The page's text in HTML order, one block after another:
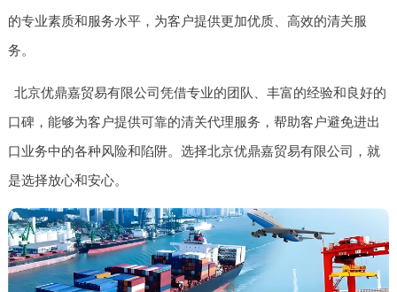
的专业素质和服务水平，为客户提供更加优质、高效的清关服
务。
北京优鼎嘉贸易有限公司凭借专业的团队、丰富的经验和良好的
口碑，能够为客户提供可靠的清关代理服务，帮助客户避免进出
口业务中的各种风险和陷阱。选择北京优鼎嘉贸易有限公司，就
是选择放心和安心。